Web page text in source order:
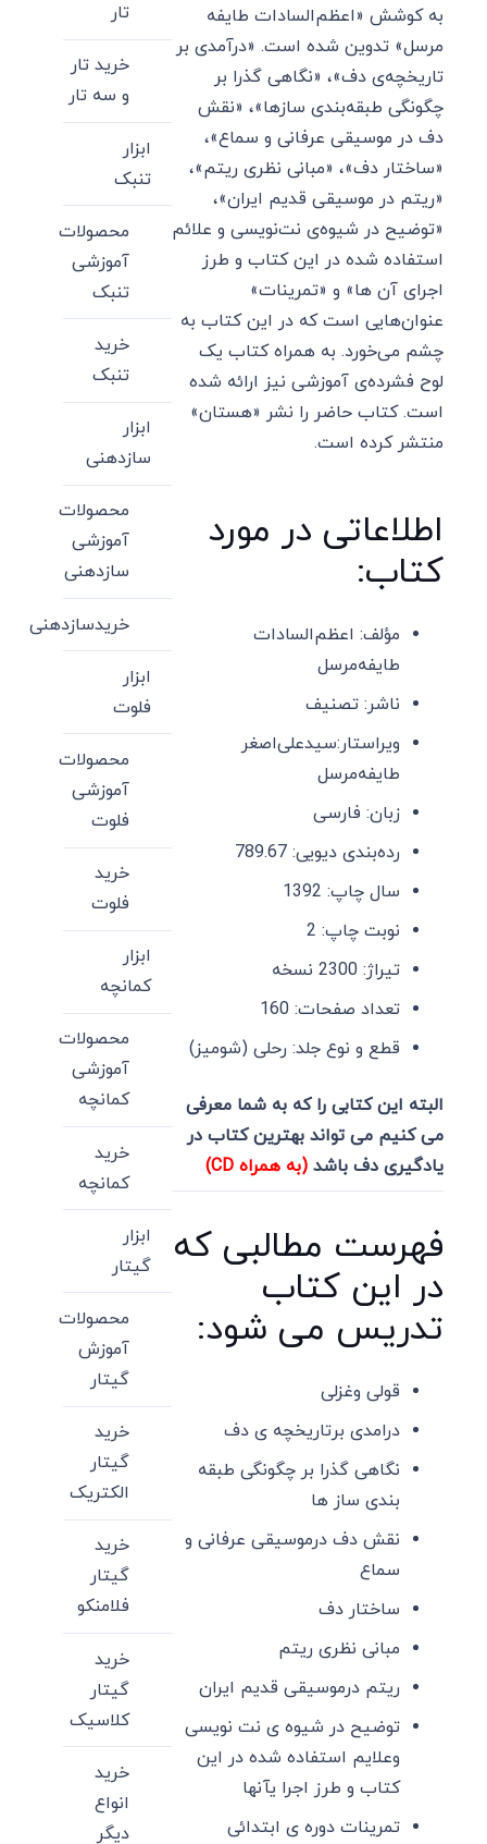
به کوشش «اعظم‌السادات طایفه
مرسل» تدوین شده است. «درآمدی بر
تاریخچه‌ی دف»، «نگاهی گذرا بر
چگونگی طبقه‌بندی سازها»، «نقش
دف در موسیقی عرفانی و سماع»،
«ساختار دف»، «مبانی نظری ریتم»،
«ریتم در موسیقی قدیم ایران»،
«توضیح در شیوه‌ی نت‌نویسی و علائم
استفاده شده در این کتاب و طرز
اجرای آن ها» و «تمرینات»
عنوان‌هایی است که در این کتاب به
چشم می‌خورد. به همراه کتاب یک
لوح فشرده‌ی آموزشی نیز ارائه شده
است. کتاب حاضر را نشر «هستان»
منتشر کرده است.
اطلاعاتی در مورد
کتاب:
مؤلف: اعظم‌السادات
طایفه‌مرسل
ناشر: تصنیف
ویراستار:سیدعلی‌اصغر
طایفه‌مرسل
زبان: فارسی
رده‌بندی دیویی:
سال چاپ:
نوبت چاپ:
تیراژ:
تعداد صفحات:
قطع و نوع جلد: رحلی (شومیز)
البته این کتابی را که به شما معرفی
می کنیم می تواند بهترین کتاب در
یادگیری دف باشد (به همراه CD)
فهرست مطالبی که
در این کتاب
تدریس می شود:
قولی وغزلی
درامدی برتاریخچه ی دف
نگاهی گذرا بر چگونگی طبقه
بندی ساز ها
نقش دف درموسیقی عرفانی و
سماع
ساختار دف
مبانی نظری ریتم
ریتم درموسیقی قدیم ایران
توضیح در شیوه ی نت نویسی
وعلایم استفاده شده در این
کتاب و طرز اجرا یآنها
تمرینات دوره ی ابتدائی
تار
خرید تار
و سه تار
ابزار
تنبک
محصولات
آموزشی
تنبک
خرید
تنبک
ابزار
سازدهنی
محصولات
آموزشی
سازدهنی
خریدسازدهنی
ابزار
فلوت
محصولات
آموزشی
فلوت
خرید
فلوت
ابزار
کمانچه
محصولات
آموزشی
کمانچه
خرید
کمانچه
ابزار
گیتار
محصولات
آموزش
گیتار
خرید
گیتار
الکتریک
خرید
گیتار
فلامنکو
خرید
گیتار
کلاسیک
خرید
انواع
دیگر